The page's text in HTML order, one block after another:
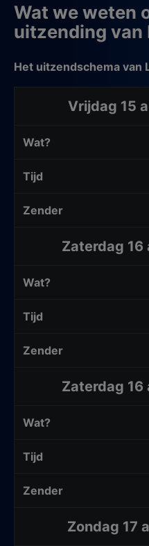
Wat we weten
uitzending van
Het uitzendschema van
Vrijdag 15
Wat?
Tijd
Zender
Zaterdag
Wat?
Tijd
Zender
Zaterdag
Wat?
Tijd
Zender
Zondag 17